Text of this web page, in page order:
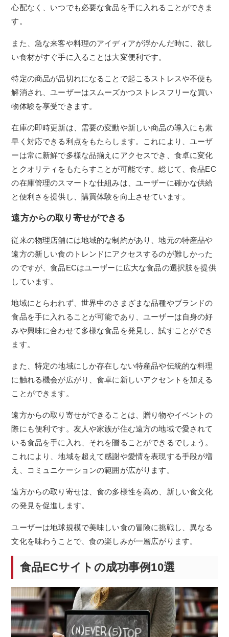
心配なく、いつでも必要な食品を手に入れることができま
す。
また、急な来客や料理のアイディアが浮かんだ時に、欲し
い食材がすぐ手に入ることは大変便利です。
特定の商品が品切れになることで起こるストレスや不便も
解消され、ユーザーはスムーズかつストレスフリーな買い
物体験を享受できます。
在庫の即時更新は、需要の変動や新しい商品の導入にも素
早く対応できる利点をもたらします。これにより、ユーザ
ーは常に新鮮で多様な品揃えにアクセスでき、食卓に変化
とクオリティをもたらすことが可能です。総じて、食品EC
の在庫管理のスマートな仕組みは、ユーザーに確かな供給
と便利さを提供し、購買体験を向上させています。
遠方からの取り寄せができる
従来の物理店舗には地域的な制約があり、地元の特産品や
遠方の新しい食のトレンドにアクセスするのが難しかった
のですが、食品ECはユーザーに広大な食品の選択肢を提供
しています。
地域にとらわれず、世界中のさまざまな品種やブランドの
食品を手に入れることが可能であり、ユーザーは自身の好
みや興味に合わせて多様な食品を発見し、試すことができ
ます。
また、特定の地域にしか存在しない特産品や伝統的な料理
に触れる機会が広がり、食卓に新しいアクセントを加える
ことができます。
遠方からの取り寄せができることは、贈り物やイベントの
際にも便利です。友人や家族が住む遠方の地域で愛されて
いる食品を手に入れ、それを贈ることができるでしょう。
これにより、地域を超えて感謝や愛情を表現する手段が増
え、コミュニケーションの範囲が広がります。
遠方からの取り寄せは、食の多様性を高め、新しい食文化
の発見を促進します。
ユーザーは地球規模で美味しい食の冒険に挑戦し、異なる
文化を味わうことで、食の楽しみが一層広がります。
食品ECサイトの成功事例10選